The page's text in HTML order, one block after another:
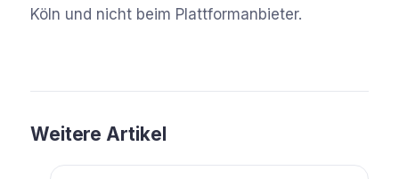
Köln und nicht beim Plattformanbieter.
Weitere Artikel